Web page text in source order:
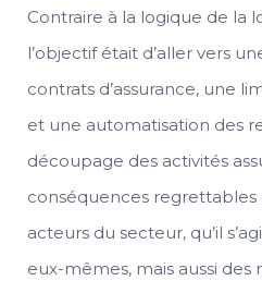
Contraire à la logique de la
l’objectif était d’aller vers
contrats d’assurance, une
et une automatisation des
découpage des activités
conséquences regrettables
acteurs du secteur, qu’il
eux-mêmes, mais aussi des